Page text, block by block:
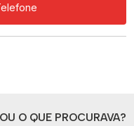
O QUE PROCURAVA?